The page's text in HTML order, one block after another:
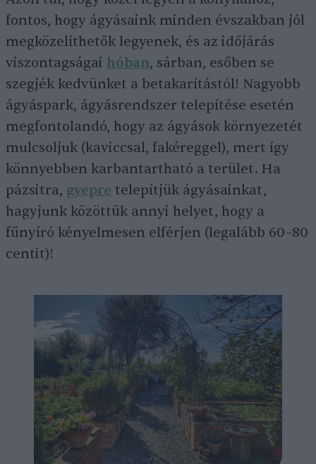
fontos, hogy ágyásaink minden évszakban jól
megközelíthetők legyenek, és az időjárás
viszontagságai hóban, sárban, esőben se
szegjék kedvünket a betakarítástól! Nagyobb
ágyáspark, ágyásrendszer telepítése esetén
megfontolandó, hogy az ágyások környezetét
mulcsoljuk (kaviccsal, fakéreggel), mert így
könnyebben karbantartható a terület. Ha
pázsitra, gyepre telepítjük ágyásainkat,
hagyjunk közöttük annyi helyet, hogy a
fűnyíró kényelmesen elférjen (legalább 60–80
centit)!